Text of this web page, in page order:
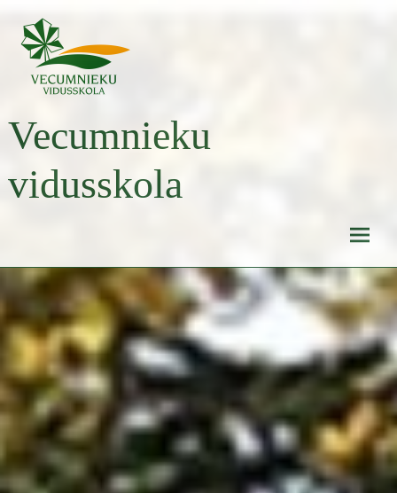
content
Vecumnieku
vidusskola